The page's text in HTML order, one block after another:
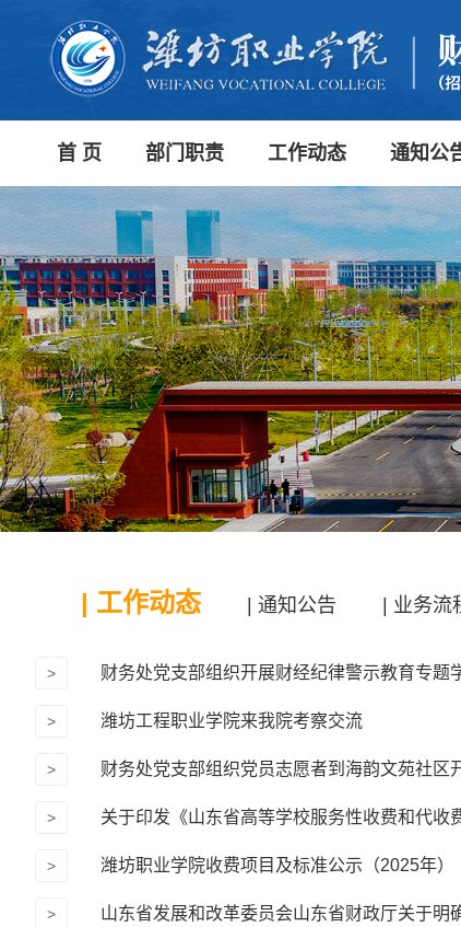
首 页 部门职责 工作动态 通知公
| 工作动态 | 通知公告 | 业务流
> 财务处党支部组织开展财经纪律警示教育专题
> 潍坊工程职业学院来我院考察交流
> 财务处党支部组织党员志愿者到海韵文苑社区
>
> 潍坊职业学院收费项目及标准公示（2025年）
> 山东省发展和改革委员会山东省财政厅关于明